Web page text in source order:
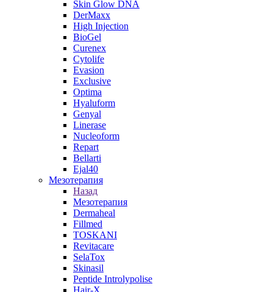
Skin Glow DNA
DerMaxx
High Injection
BioGel
Curenex
Cytolife
Evasion
Exclusive
Optima
Hyaluform
Genyal
Linerase
Nucleoform
Repart
Bellarti
Ejal40
Мезотерапия
Назад
Мезотерапия
Dermaheal
Fillmed
TOSKANI
Revitacare
SelaTox
Skinasil
Peptide Introlypolise
Hair-X